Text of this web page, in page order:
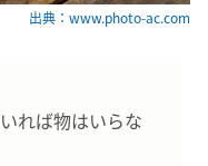
出典：www.photo-ac.com
れば物はいらな